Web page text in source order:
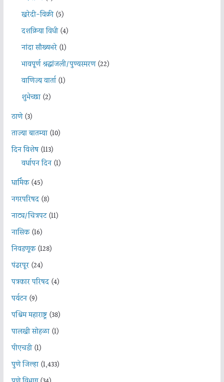
खरेदी-विक्री(5)
दशक्रिया विधी(4)
नांदा सौख्यभरे(1)
भावपूर्ण श्रद्धांजली/पुण्यस्मरण(22)
वाणिज्य वार्ता(1)
शुभेच्छा(2)
ठाणे(3)
ताज्या बातम्या(10)
दिन विशेष(113)
वर्धापन दिन(1)
धार्मिक(45)
नगरपरिषद(8)
नाट्य/चित्रपट(11)
नासिक(16)
निवडणूक(128)
पंढरपूर(24)
पत्रकार परिषद(4)
पर्यटन(9)
पश्चिम महाराष्ट्र(38)
पालखी सोहळा(1)
पीएचडी(1)
पुणे जिल्हा(1,433)